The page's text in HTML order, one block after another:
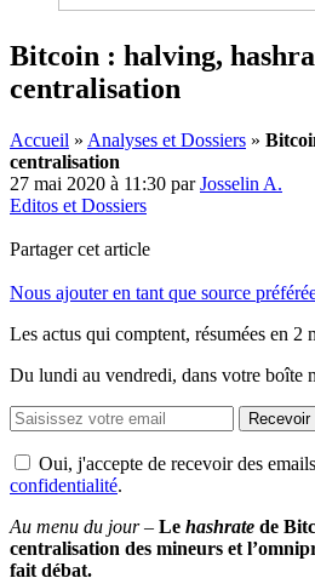
Bitcoin : halving,
centralisation
Accueil » Analyses et Dossiers »
centralisation
27 mai 2020 à 11:30 parJosselin A.
Editos et Dossiers
Partager cet article
Nous ajouter en tant que source
Les actus qui comptent, résumées en 2
Du lundi au vendredi, dans votre boîte
Recevoir
Oui, j'accepte de recevoir des
confidentialité.
Au menu du jour – Le hashrate de
centralisation des mineurs et
fait débat.